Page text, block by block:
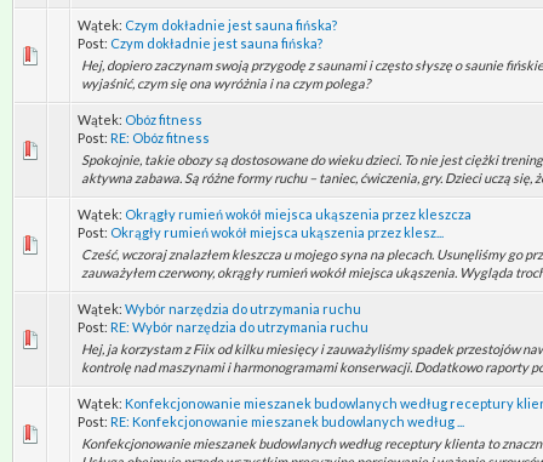
Wątek: Czym dokładnie jest sauna fińska?
Post: Czym dokładnie jest sauna fińska?
Hej, dopiero zaczynam swoją przygodę z saunami i często słyszę o saunie
wyjaśnić, czym się ona wyróżnia i na czym polega?
Wątek: Obóz fitness
Post: RE: Obóz fitness
Spokojnie, takie obozy są dostosowane do wieku dzieci. To nie jest ciężki
aktywna zabawa. Są różne formy ruchu – taniec, ćwiczenia, gry. Dzieci uczą się,
Wątek: Okrągły rumień wokół miejsca ukąszenia przez kleszcza
Post: Okrągły rumień wokół miejsca ukąszenia przez klesz...
Cześć, wczoraj znalazłem kleszcza u mojego syna na plecach. Usunęliśmy go
zauważyłem czerwony, okrągły rumień wokół miejsca ukąszenia. Wygląda
Wątek: Wybór narzędzia do utrzymania ruchu
Post: RE: Wybór narzędzia do utrzymania ruchu
Hej, ja korzystam z Fiix od kilku miesięcy i zauważyliśmy spadek przestojów
kontrolę nad maszynami i harmonogramami konserwacji. Dodatkowo raporty
Wątek: Konfekcjonowanie mieszanek budowlanych według receptury
Post: RE: Konfekcjonowanie mieszanek budowlanych według ...
Konfekcjonowanie mieszanek budowlanych według receptury klienta to